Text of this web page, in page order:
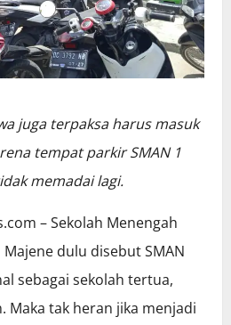
juga terpaksa harus masuk
tempat parkir SMAN 1
memadai lagi.
– Sekolah Menengah
Majene dulu disebut SMAN
sebagai sekolah tertua,
Maka tak heran jika menjadi